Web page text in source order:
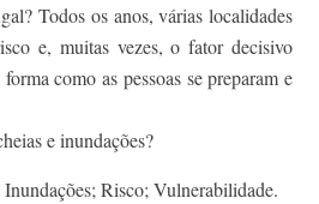
Todos os anos, várias localidades
e, muitas vezes, o fator decisivo
como as pessoas se preparam e
e inundações?
Inundações; Risco; Vulnerabilidade.